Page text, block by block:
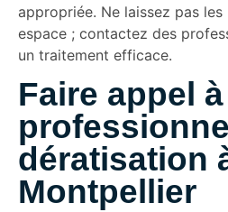
appropriée. Ne laissez pas
espace ; contactez des
un traitement efficace.
Faire appel
dératisation
Montpellier